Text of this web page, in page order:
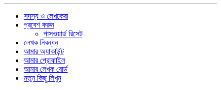
সদস্য ও লেখকেরা
প্রবেশ করুন
পাসওয়ার্ড রিসেট
লেখক নিবন্ধন
আমার অ্যাকাউন্ট
আমার প্রোফাইল
আমার লেখক বোর্ড
নতুন কিছু লিখুন